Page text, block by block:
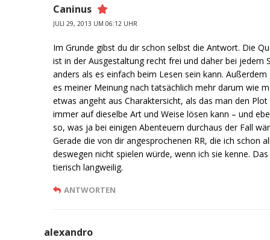
Caninus
JULI 29, 2013 UM 06:12 UHR
Im Grunde gibst du dir schon selbst die Antwort. Die
ist in der Ausgestaltung recht frei und daher bei jedem
anders als es einfach beim Lesen sein kann. Außerdem
es meiner Meinung nach tatsächlich mehr darum wie
etwas angeht aus Charaktersicht, als das man den Plot
immer auf dieselbe Art und Weise lösen kann – und
so, was ja bei einigen Abenteuern durchaus der Fall
Gerade die von dir angesprochenen RR, die ich schon
deswegen nicht spielen würde, wenn ich sie kenne.
tierisch langweilig.
ANTWORTEN
alexandro